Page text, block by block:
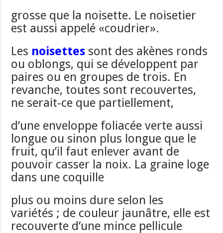
grosse que la noisette. Le noisetier
est aussi appelé «coudrier».
Les noisettes sont des akènes ronds
ou oblongs, qui se développent par
paires ou en groupes de trois. En
revanche, toutes sont recouvertes,
ne serait-ce que partiellement,
d’une enveloppe foliacée verte aussi
longue ou sinon plus longue que le
fruit, qu’il faut enlever avant de
pouvoir casser la noix. La graine loge
dans une coquille
plus ou moins dure selon les
variétés ; de couleur jaunâtre, elle est
recouverte d’une mince pellicule